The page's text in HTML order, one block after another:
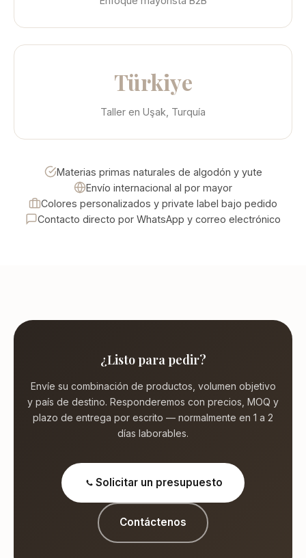
Türkiye
Taller en Uşak, Turquía
Materias primas naturales de algodón y yute
Envío internacional al por mayor
Colores personalizados y private label bajo pedido
Contacto directo por WhatsApp y correo electrónico
¿Listo para pedir?
Envíe su combinación de productos, volumen objetivo
y país de destino. Responderemos con precios, MOQ y
plazo de entrega por escrito — normalmente en 1 a 2
días laborables.
Solicitar un presupuesto
Contáctenos